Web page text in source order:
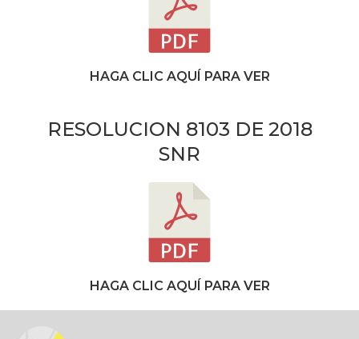
HAGA CLIC AQUÍ PARA VER
RESOLUCION 8103 DE 2018
SNR
HAGA CLIC AQUÍ PARA VER